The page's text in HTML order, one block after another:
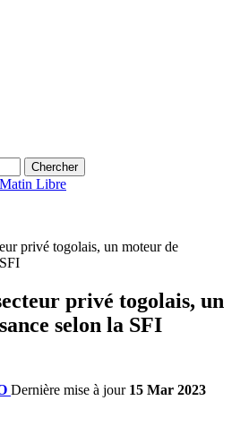
privé togolais, un moteur de
privé togolais, un
selon la SFI
Dernière mise à jour 15 Mar 2023